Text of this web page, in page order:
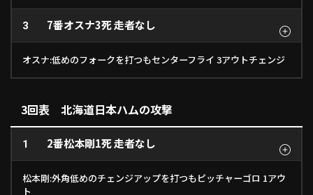
3 7番オスナ3死 走者なし
オスナ:低めのフォークを打つもセンターフライ 3アウトチェンジ
3回表 北海道日本ハムの攻撃
1 2番松本剛1死 走者なし
松本剛:外角低めのチェンジアップを打つもピッチャーゴロ 1アウ
ト